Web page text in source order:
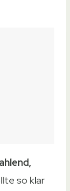
so klar